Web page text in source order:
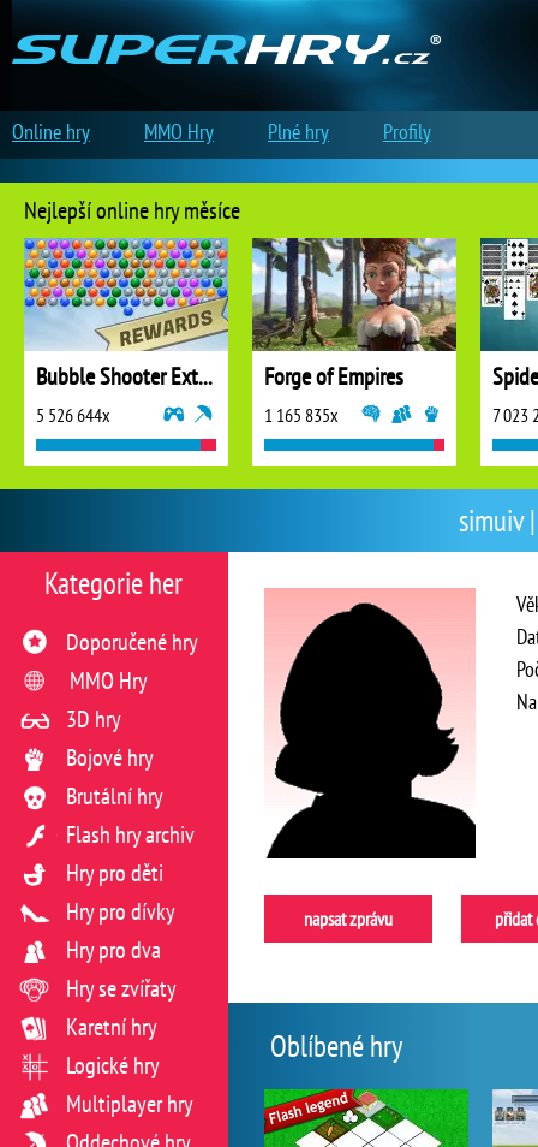
simuiv
napsat zprávu přidat
Oblíbené hry
Kategorie her
Doporučené hry
MMO Hry
3D hry
Bojové hry
Brutální hry
Flash hry archiv
Hry pro děti
Hry pro dívky
Hry pro dva
Hry se zvířaty
Karetní hry
Logické hry
Multiplayer hry
Nejlepší online hry měsíce
Bubble Shooter Extreme
5 526 644x
Forge of Empires
1 165 835x 7 023
Online hry MMO Hry Plné hry Profily